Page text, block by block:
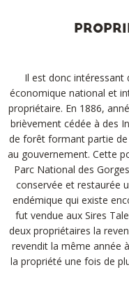
Il est donc intéressant
économique national et
propriétaire. En 1886,
brièvement cédée à des
de forêt formant partie
au gouvernement. Cette
Parc National des
conservée et restaurée
endémique qui existe
fut vendue aux Sires
deux propriétaires la
revendit la même année
la propriété une fois de